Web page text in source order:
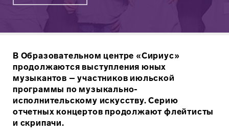
В Образовательном центре «Сириус»
продолжаются выступления юных
музыкантов – участников июльской
программы по музыкально-
исполнительскому искусству. Серию
отчетных концертов продолжают флейтисты
и скрипачи.